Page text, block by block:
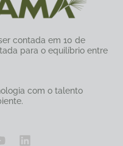
contada em 10 de
para o equilíbrio entre
com o talento